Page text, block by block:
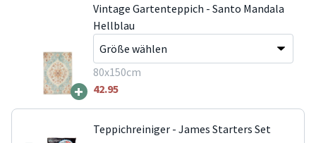
+
Vintage Gartenteppich - Santo Mandala
Hellblau
80x150cm
42.95
Teppichreiniger - James Starters Set